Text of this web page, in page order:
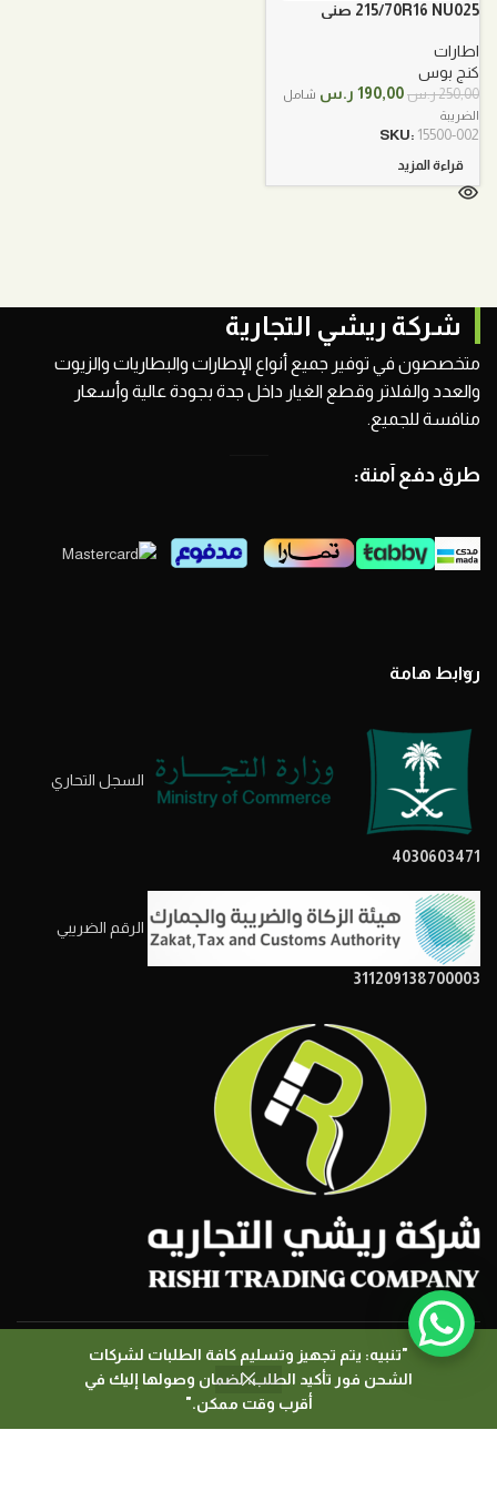
"تنبيه: يتم تجهيز وتسليم كافة الطلبات لشركات
الشحن فور تأكيد الطلب، لضمان وصولها إليك في
أقرب وقت ممكن."
215/70R16 NU025 صني
اطارات
كنج بوس
250,00ر.س السعر
هو:
190,00 ر.س السعر
شامل
الضريبة
SKU: 15500-002
قراءة المزيد
شركة ريشي التجارية
متخصصون في توفير جميع أنواع الإطارات والبطاريات والزيوت
والعدد والفلاتر وقطع الغيار داخل جدة بجودة عالية وأسعار
منافسة للجميع.
طرق دفع آمنة:
روابط هامة
السجل التحاري
4030603471
الرقم الضريبي
311209138700003
جميع الحقوق محفوظة لــ شركة ريشي التجارية 2026